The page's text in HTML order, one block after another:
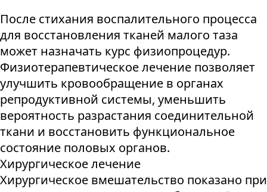
После стихания воспалительного процесса
для восстановления тканей малого таза
может назначать курс физиопроцедур.
Физиотерапевтическое лечение позволяет
улучшить кровообращение в органах
репродуктивной системы, уменьшить
вероятность разрастания соединительной
ткани и восстановить функциональное
состояние половых органов.
Хирургическое лечение
Хирургическое вмешательство показано при